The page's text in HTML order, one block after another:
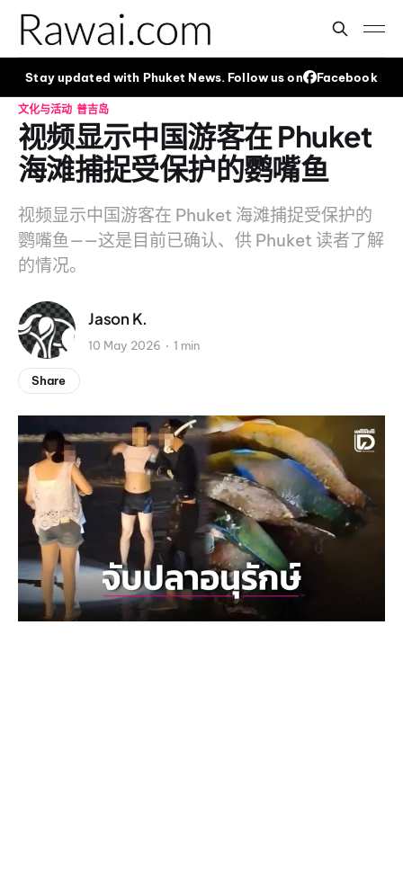
Stay updated with Phuket News. Follow us on Facebook
文化与活动 普吉岛
视频显示中国游客在 Phuket
海滩捕捉受保护的鹦嘴鱼
视频显示中国游客在 Phuket 海滩捕捉受保护的
鹦嘴鱼——这是目前已确认、供 Phuket 读者了解
的情况。
Jason K.
10 May 2026 1 min
Share